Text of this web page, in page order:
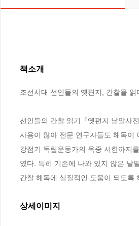
책소개
조선시대 선인들의 옛편지, 간찰을 읽
선인들의 간찰 읽기『옛편지 낱말사
사용이 많아 전문 연구자들도 해독이
강점기 독립운동가의 옥중 서한까지
였다. 특히 기존에 나와 있지 않은 낱
간찰 해독에 실질적인 도움이 되도록
상세이미지